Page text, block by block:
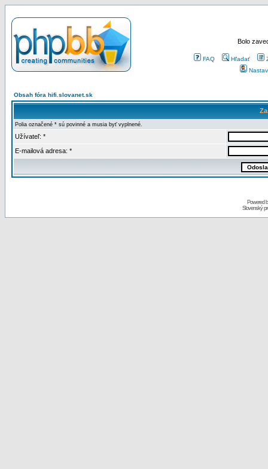
Bolo
FAQ Hľadať
Obsah fóra hifi.slovanet.sk
Polia označené * sú povinné a musia byť vyplnené.
Užívateľ: *
E-mailová adresa: *
Powered
Slovenský